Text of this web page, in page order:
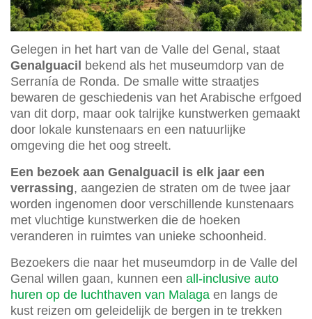
Gelegen in het hart van de Valle del Genal, staat
Genalguacil
bekend als het museumdorp van de
Serranía de Ronda. De smalle witte straatjes
bewaren de geschiedenis van het Arabische erfgoed
van dit dorp, maar ook talrijke kunstwerken gemaakt
door lokale kunstenaars en een natuurlijke
omgeving die het oog streelt.
Een bezoek aan Genalguacil is elk jaar een
verrassing, aangezien de straten om de twee jaar
worden ingenomen door verschillende kunstenaars
met vluchtige kunstwerken die de hoeken
veranderen in ruimtes van unieke schoonheid.
Bezoekers die naar het museumdorp in de Valle del
Genal willen gaan, kunnen een all-inclusive auto
huren op de luchthaven van Malaga en langs de
kust reizen om geleidelijk de bergen in te trekken